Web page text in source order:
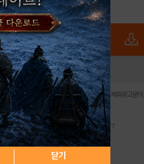
닫기
PC버전 전체앱
청소년 보호정책 | 불법촬영물 신고센터 | 제휴광고문의
(주)스마트나우 대표이사:송현두
연락처:063-284-8635 팩스:02-6265-0377
동욱desk@hungryapp.co.kr
| 등록일자:2016년4월25일
우 송현두 | 편집인:김동욱